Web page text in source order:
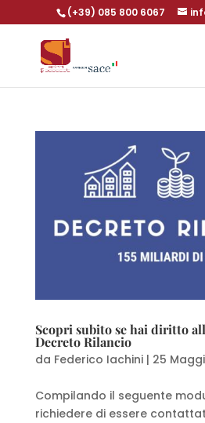
(+39) 085 800 6067
Scopri subito se hai diritto
Decreto Rilancio
da Federico Iachini| 25
Compilando il seguente
richiedere di essere